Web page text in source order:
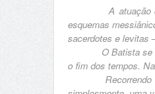
A atuação de
esquemas
sacerdotes e levitas
O Batista se
o fim dos tempos.
Recorrendo a um